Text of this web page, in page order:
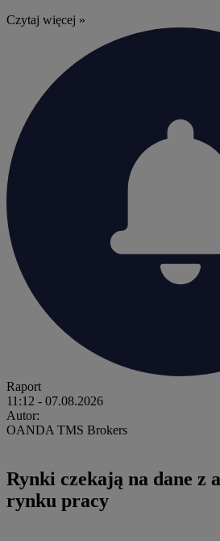
Czytaj więcej »
Raport
11:12 - 07.08.2026
Autor:
OANDA TMS Brokers
Rynki czekają na dane z
rynku pracy